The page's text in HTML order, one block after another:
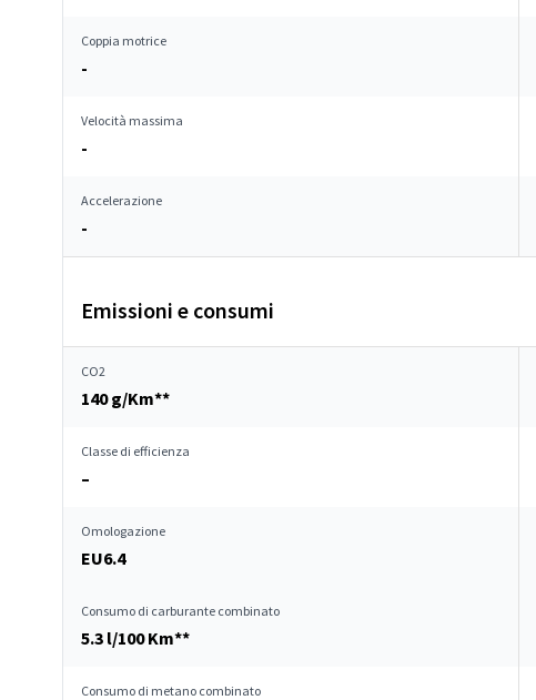
Coppia motrice
-
Velocità massima
-
Accelerazione
-
Emissioni e consumi
CO2
140 g/Km**
Classe di efficienza
–
Omologazione
EU6.4
Consumo di carburante combinato
5.3 l/100 Km**
Consumo di metano combinato